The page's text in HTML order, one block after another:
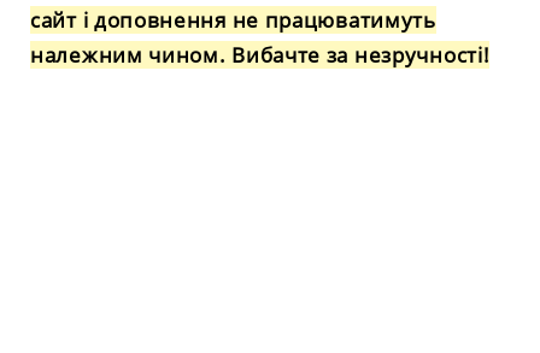
сайт і доповнення не працюватимуть
належним чином. Вибачте за незручності!